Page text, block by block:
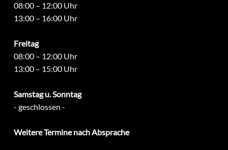
08:00 – 12:00 Uhr
13:00 – 16:00 Uhr
Freitag
08:00 – 12:00 Uhr
13:00 – 15:00 Uhr
Samstag u. Sonntag
- geschlossen -
Weitere Termine nach Absprache